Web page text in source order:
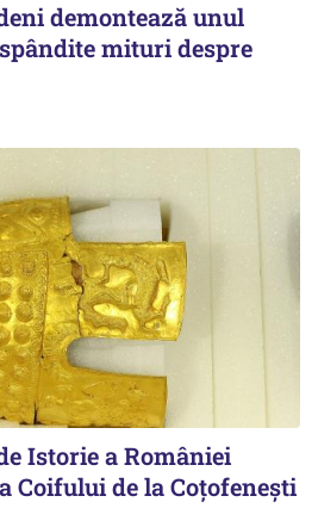
demontează unul
mituri despre
Istorie a României
Coifului de la Coțofenești